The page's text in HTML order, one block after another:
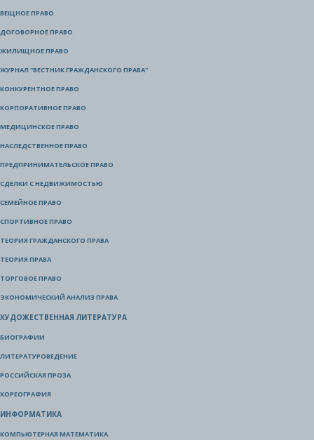
ВЕЩНОЕ ПРАВО
ДОГОВОРНОЕ ПРАВО
ЖИЛИЩНОЕ ПРАВО
ЖУРНАЛ "ВЕСТНИК ГРАЖДАНСКОГО ПРАВА"
КОНКУРЕНТНОЕ ПРАВО
КОРПОРАТИВНОЕ ПРАВО
МЕДИЦИНСКОЕ ПРАВО
НАСЛЕДСТВЕННОЕ ПРАВО
ПРЕДПРИНИМАТЕЛЬСКОЕ ПРАВО
СДЕЛКИ С НЕДВИЖИМОСТЬЮ
СЕМЕЙНОЕ ПРАВО
СПОРТИВНОЕ ПРАВО
ТЕОРИЯ ГРАЖДАНСКОГО ПРАВА
ТЕОРИЯ ПРАВА
ТОРГОВОЕ ПРАВО
ЭКОНОМИЧЕСКИЙ АНАЛИЗ ПРАВА
ХУДОЖЕСТВЕННАЯ ЛИТЕРАТУРА
БИОГРАФИИ
ЛИТЕРАТУРОВЕДЕНИЕ
РОССИЙСКАЯ ПРОЗА
ХОРЕОГРАФИЯ
ИНФОРМАТИКА
КОМПЬЮТЕРНАЯ МАТЕМАТИКА